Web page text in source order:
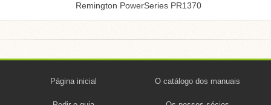
Remington PowerSeries PR1370
Página inicial O catálogo dos manuais